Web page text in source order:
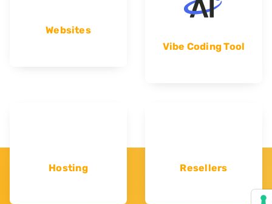
Websites
Vibe Coding Tool
Hosting Resellers